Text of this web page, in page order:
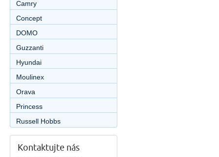
Camry
Concept
DOMO
Guzzanti
Hyundai
Moulinex
Orava
Princess
Russell Hobbs
Kontaktujte nás